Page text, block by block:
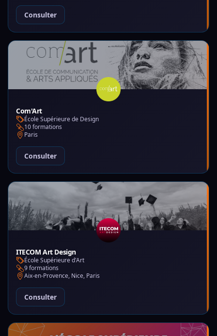
Consulter
Com'Art
École Supérieure de Design
10 formations
Paris
Consulter
ITECOM Art Design
École Supérieure d'Art
9 formations
Aix-en-Provence, Nice, Paris
Consulter